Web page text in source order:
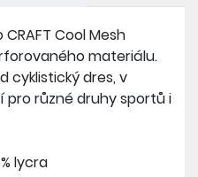
Cool Mesh
materiálu.
cyklistický dres, v
různé druhy sportů i
lycra